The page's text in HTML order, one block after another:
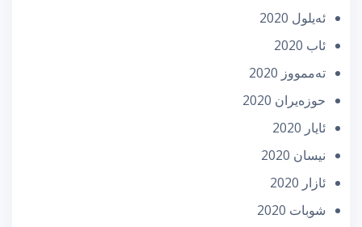
ئه‌یلول 2020
ئاب 2020
تەممووز 2020
حوزه‌یران 2020
ئایار 2020
نیسان 2020
ئازار 2020
شوبات 2020